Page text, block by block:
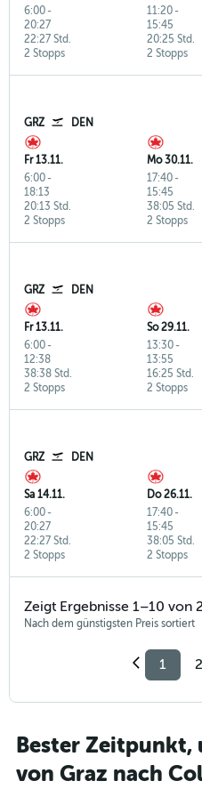
6:00-
20:27
2 Stopps
22:27 Std.
11:20-
15:45
2 Stopps
20:25 Std.
GRZ DEN
Fr 13.11.
6:00-
18:13
2 Stopps
20:13 Std.
Mo 30.11.
17:40-
15:45
2 Stopps
38:05 Std.
GRZ DEN
Fr 13.11.
6:00-
12:38
2 Stopps
38:38 Std.
So 29.11.
13:30-
13:55
2 Stopps
16:25 Std.
GRZ DEN
Sa 14.11.
6:00-
20:27
2 Stopps
22:27 Std.
Do 26.11.
17:40-
15:45
2 Stopps
38:05 Std.
Zeigt Ergebnisse 1–10 von
Nach dem günstigsten Preis sortiert
1 2
Bester Zeitpunkt,
von Graz nach